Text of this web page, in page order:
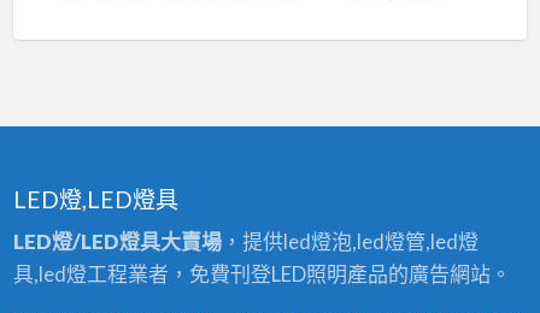
LED燈,LED燈具
LED燈/LED燈具大賣場，提供led燈泡,led燈管,led燈
具,led燈工程業者，免費刊登LED照明產品的廣告網站。